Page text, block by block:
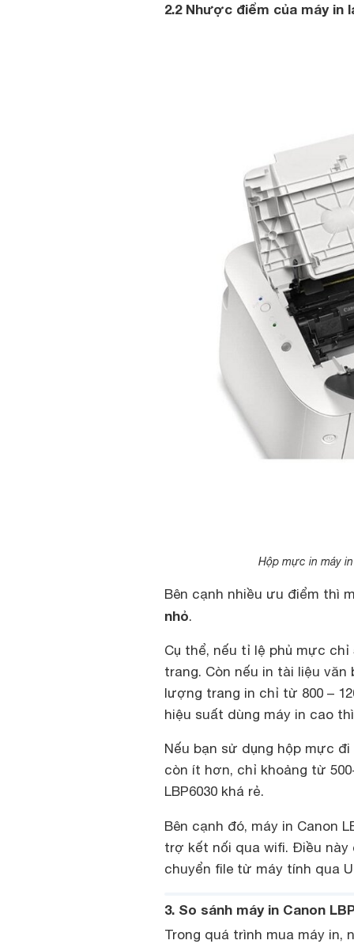
2.2 Nhược điểm của máy in
Hộp mực in máy
Bên cạnh nhiều ưu điểm thì
nhỏ.
Cụ thể, nếu tỉ lệ phủ mực
trang. Còn nếu in tài liệu
lượng trang in chỉ từ 800 –
hiệu suất dùng máy in cao
Nếu bạn sử dụng hộp mực
còn ít hơn, chỉ khoảng từ
LBP6030 khá rẻ.
Bên cạnh đó, máy in Canon
trợ kết nối qua wifi. Điều
chuyển file từ máy tính qua
3. So sánh máy in Canon
Trong quá trình mua máy in,